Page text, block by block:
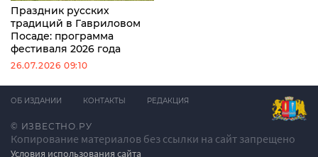
Праздник русских
традиций в Гавриловом
Посаде: программа
фестиваля 2026 года
26.07.2026 09:10
© ИЗВЕСТНО.РУ
Копирование материалов без ссылки на сайт запрещено
Условия использования сайта
ОБ ИЗДАНИИ КОНТАКТЫ РЕДАКЦИЯ